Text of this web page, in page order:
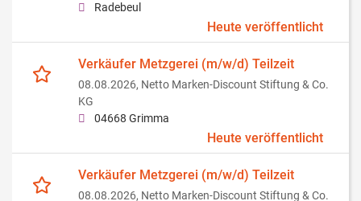
Radebeul
Heute veröffentlicht
Verkäufer Metzgerei (m/w/d) Teilzeit
08.08.2026, Netto Marken-Discount Stiftung & Co.
KG
04668 Grimma
Heute veröffentlicht
Verkäufer Metzgerei (m/w/d) Teilzeit
08.08.2026, Netto Marken-Discount Stiftung & Co.